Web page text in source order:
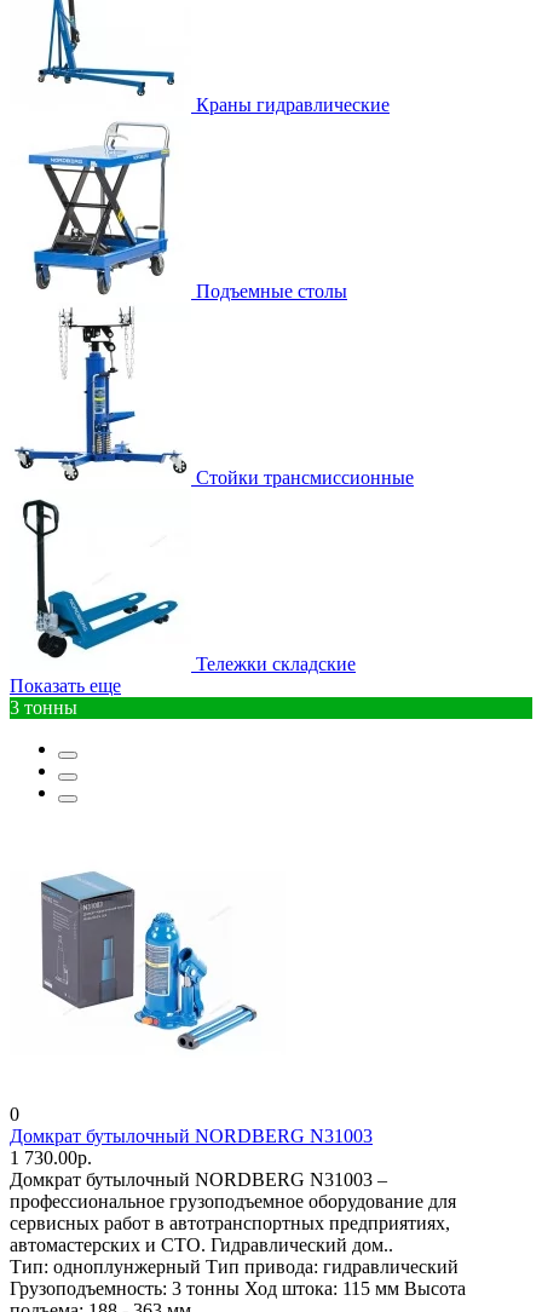
Краны гидравлические
Подъемные столы
Стойки трансмиссионные
Тележки складские
Показать еще
3 тонны
0
Домкрат бутылочный NORDBERG N31003
1 730.00р.
Домкрат бутылочный NORDBERG N31003 –
профессиональное грузоподъемное оборудование для
сервисных работ в автотранспортных предприятиях,
автомастерских и СТО. Гидравлический дом..
Тип: одноплунжерный Тип привода: гидравлический
Грузоподъемность: 3 тонны Ход штока: 115 мм Высота